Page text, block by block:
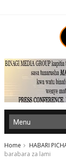
Home HABARI
barabara za lami